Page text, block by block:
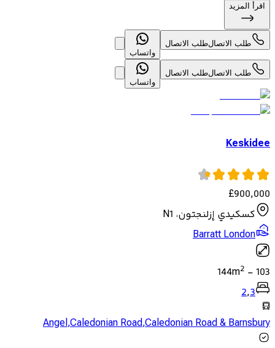
اقرأ المزيد
طلب الاتصالطلب الاتصال
واتساب
طلب الاتصالطلب الاتصال
واتساب
Keskidee
£900,000
كسكيدي إزلنجتون، N1
Barratt London
103
-
144m2
2,3
Angel,Caledonian Road,Caledonian Road & Barnsbury